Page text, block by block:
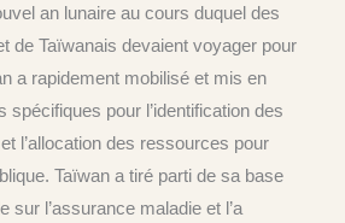
an lunaire au cours duquel des
de Taïwanais devaient voyager pour
a rapidement mobilisé et mis en
spécifiques pour l’identification des
l’allocation des ressources pour
Taïwan a tiré parti de sa base
sur l’assurance maladie et l’a